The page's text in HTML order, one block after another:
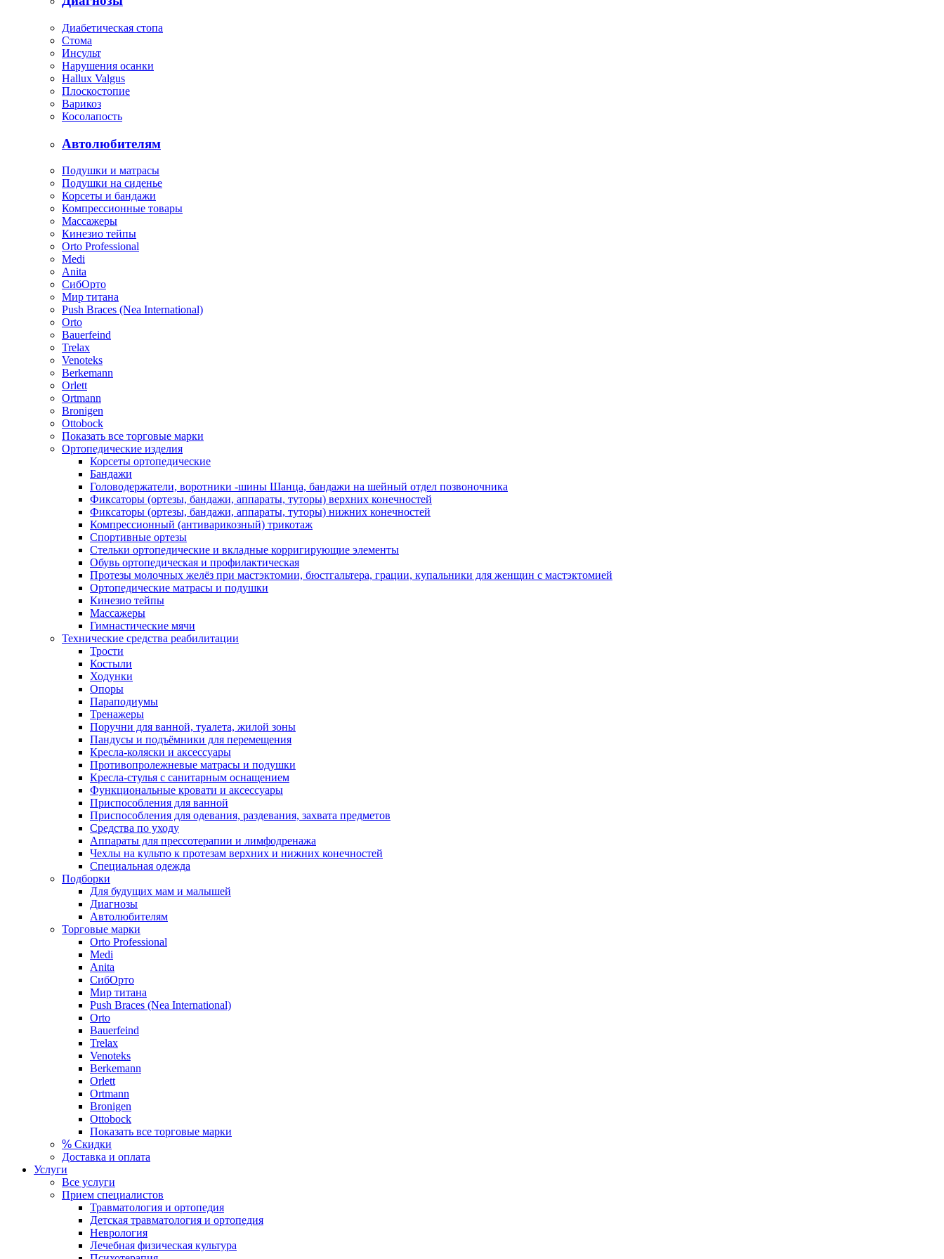
Диабетическая стопа
Стома
Инсульт
Нарушения осанки
Hallux Valgus
Плоскостопие
Варикоз
Косолапость
Автолюбителям
Подушки и матрасы
Подушки на сиденье
Корсеты и бандажи
Компрессионные товары
Массажеры
Кинезио тейпы
Orto Professional
Medi
Anita
СибОрто
Мир титана
Push Braces (Nea International)
Orto
Bauerfeind
Trelax
Venoteks
Berkemann
Orlett
Ortmann
Bronigen
Ottobock
Показать все торговые марки
Ортопедические изделия
Корсеты ортопедические
Бандажи
Головодержатели, воротники -шины Шанца, бандажи на шейный отдел позвоночника
Фиксаторы (ортезы, бандажи, аппараты, туторы) верхних конечностей
Фиксаторы (ортезы, бандажи, аппараты, туторы) нижних конечностей
Компрессионный (антиварикозный) трикотаж
Спортивные ортезы
Стельки ортопедические и вкладные корригирующие элементы
Обувь ортопедическая и профилактическая
Протезы молочных желёз при мастэктомии, бюстгальтера, грации, купальники для женщин с мастэктомией
Ортопедические матрасы и подушки
Кинезио тейпы
Массажеры
Гимнастические мячи
Технические средства реабилитации
Трости
Костыли
Ходунки
Опоры
Параподиумы
Тренажеры
Поручни для ванной, туалета, жилой зоны
Пандусы и подъёмники для перемещения
Кресла-коляски и аксессуары
Противопролежневые матрасы и подушки
Кресла-стулья с санитарным оснащением
Функциональные кровати и аксессуары
Приспособления для ванной
Приспособления для одевания, раздевания, захвата предметов
Средства по уходу
Аппараты для прессотерапии и лимфодренажа
Чехлы на культю к протезам верхних и нижних конечностей
Специальная одежда
Подборки
Для будущих мам и малышей
Диагнозы
Автолюбителям
Торговые марки
Orto Professional
Medi
Anita
СибОрто
Мир титана
Push Braces (Nea International)
Orto
Bauerfeind
Trelax
Venoteks
Berkemann
Orlett
Ortmann
Bronigen
Ottobock
Показать все торговые марки
% Скидки
Доставка и оплата
Услуги
Все услуги
Прием специалистов
Травматология и ортопедия
Детская травматология и ортопедия
Неврология
Лечебная физическая культура